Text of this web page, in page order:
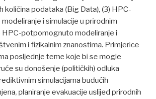
količina podataka (Big Data), (3) HPC-
i simulacije u prirodnim
HPC-potpomognuto modeliranje i
i fizikalnim znanostima. Primjerice
posljednje teme koje bi se mogle
su donošenje (političkih) odluka
simulacijama budućih
planiranje evakuacije uslijed prirodnih